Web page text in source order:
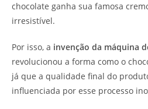
chocolate ganha sua famosa
irresistível.
Por isso, a invenção da máquina
revolucionou a forma como o
já que a qualidade final do
influenciada por esse processo